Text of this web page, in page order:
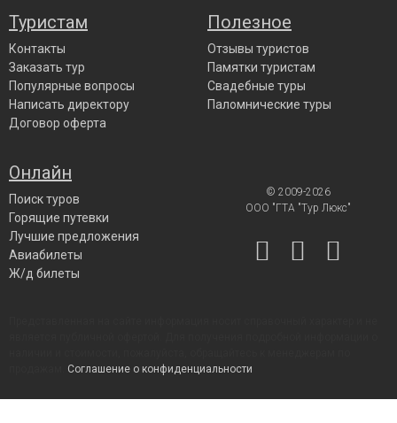
© 2009-2026
ООО "ГТА "Тур Люкс"
Онлайн
Поиск туров
Горящие путевки
Лучшие предложения
Авиабилеты
Ж/д билеты
Полезное
Отзывы туристов
Памятки туристам
Свадебные туры
Паломнические туры
Туристам
Контакты
Заказать тур
Популярные вопросы
Написать директору
Договор оферта
Соглашение о конфиденциальности